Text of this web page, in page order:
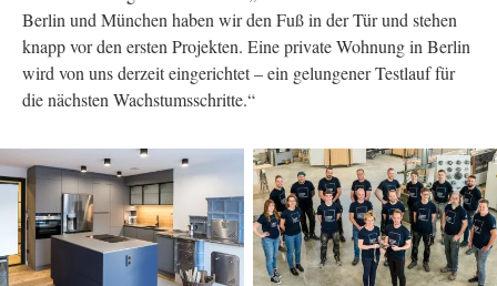
Berlin und München haben wir den Fuß in der Tür und stehen
knapp vor den ersten Projekten. Eine private Wohnung in Berlin
wird von uns derzeit eingerichtet – ein gelungener Testlauf für
die nächsten Wachstumsschritte.“